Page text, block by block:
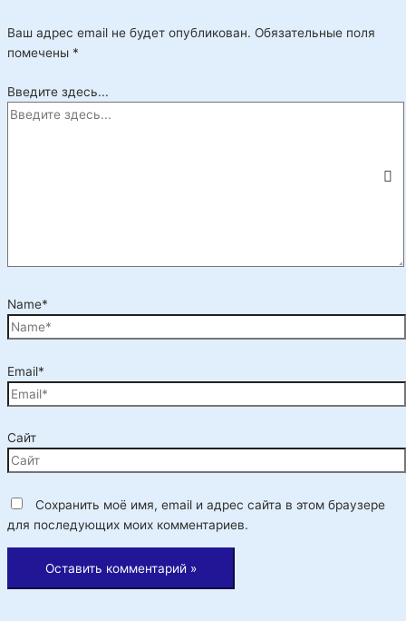
Ваш адрес email не будет опубликован. Обязательные поля
помечены *
Введите здесь...
Name*
Email*
Сайт
Сохранить моё имя, email и адрес сайта в этом браузере
для последующих моих комментариев.